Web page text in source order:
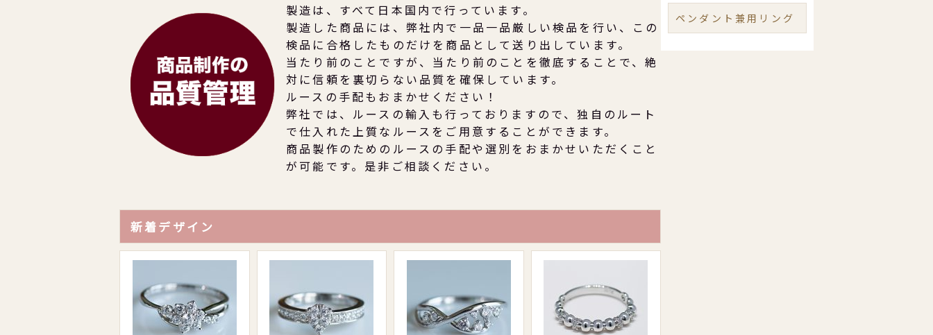
製造は、すべて日本国内で行っています。
製造した商品には、弊社内で一品一品厳しい検品を行い、この
検品に合格したものだけを商品として送り出しています。
当たり前のことですが、当たり前のことを徹底することで、絶
対に信頼を裏切らない品質を確保しています。
ルースの手配もおまかせください！
弊社では、ルースの輸入も行っておりますので、独自のルート
で仕入れた上質なルースをご用意することができます。
商品製作のためのルースの手配や選別をおまかせいただくこと
が可能です。是非ご相談ください。
新着デザイン
ペンダント兼用リング